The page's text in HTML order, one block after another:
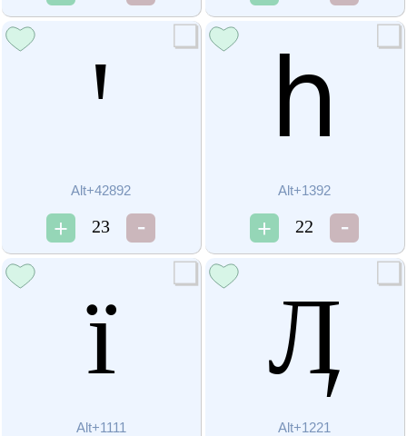
ꞌ
Alt+42892
23
հ
Alt+1392
22
ї
Alt+1111
Ӆ
Alt+1221